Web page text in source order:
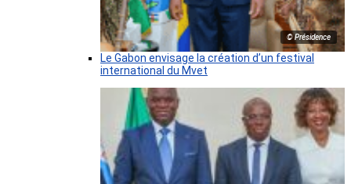
© Présidence
Le Gabon envisage la création d’un festival
international du Mvet